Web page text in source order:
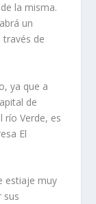
la misma.
un
de
ya que a
de
río Verde, es
El
estiaje muy
sus